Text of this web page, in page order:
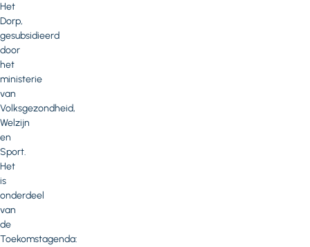
Het
Dorp,
gesubsidieerd
door
het
ministerie
van
Volksgezondheid,
Welzijn
en
Sport.
Het
is
onderdeel
van
de
Toekomstagenda: